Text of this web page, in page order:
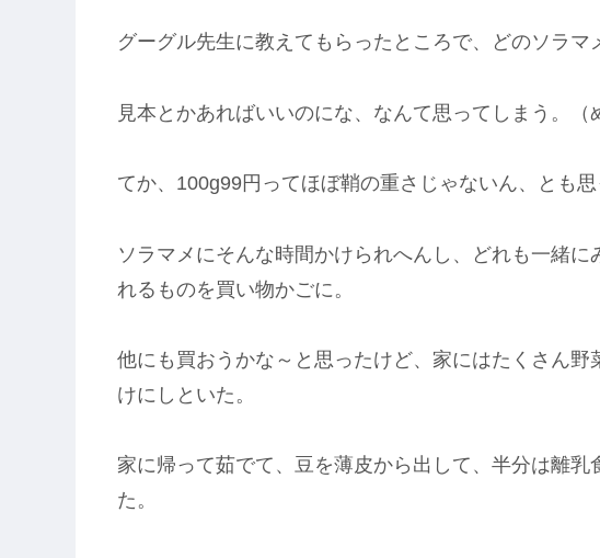
グーグル先生に教えてもらったところで、どのソラマ
見本とかあればいいのにな、なんて思ってしまう。（
てか、100g99円ってほぼ鞘の重さじゃないん、とも思
ソラマメにそんな時間かけられへんし、どれも一緒
れるものを買い物かごに。
他にも買おうかな～と思ったけど、家にはたくさん
けにしといた。
家に帰って茹でて、豆を薄皮から出して、半分は離
た。